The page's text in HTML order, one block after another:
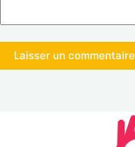
Laisser un commentaire